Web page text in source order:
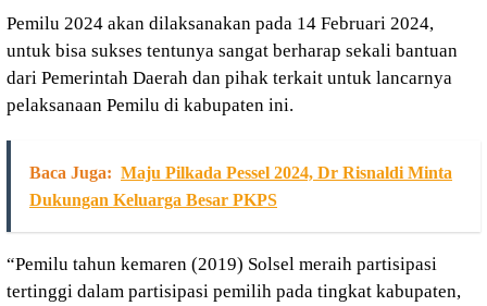
Pemilu 2024 akan dilaksanakan pada 14 Februari 2024,
untuk bisa sukses tentunya sangat berharap sekali bantuan
dari Pemerintah Daerah dan pihak terkait untuk lancarnya
pelaksanaan Pemilu di kabupaten ini.
Baca Juga: Maju Pilkada Pessel 2024, Dr Risnaldi Minta
Dukungan Keluarga Besar PKPS
“Pemilu tahun kemaren (2019) Solsel meraih partisipasi
tertinggi dalam partisipasi pemilih pada tingkat kabupaten,